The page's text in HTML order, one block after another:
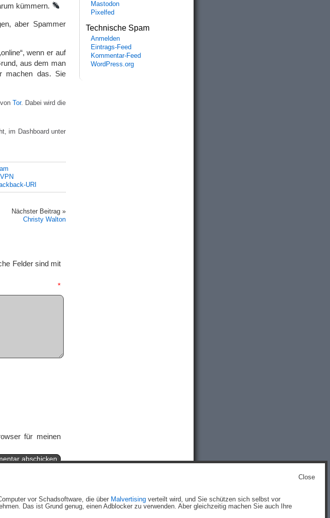
kümmern.
aber Spammer
wenn er auf
aus dem man
machen das. Sie
Tor. Dabei wird die
im Dashboard unter
VPN
URI
Nächster Beitrag »
Christy Walton
Felder sind mit
*
für meinen
Mastodon
Pixelfed
Technische Spam
Anmelden
Eintrags-Feed
Kommentar-Feed
WordPress.org
(RSS).
Close
vor Schadsoftware, die über Malvertising verteilt wird, und Sie schützen sich selbst vor
Das ist Grund genug, einen Adblocker zu verwenden. Aber gleichzeitig machen Sie auch Ihre